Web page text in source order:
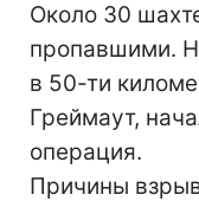
Около 30
пропавшими.
в 50-ти
Греймаут,
операция.
Причины